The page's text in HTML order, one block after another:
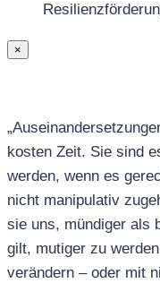
×
kosten Zeit. Sie sind
werden, wenn es
nicht manipulativ
sie uns, mündiger als
gilt, mutiger zu
verändern – oder mit